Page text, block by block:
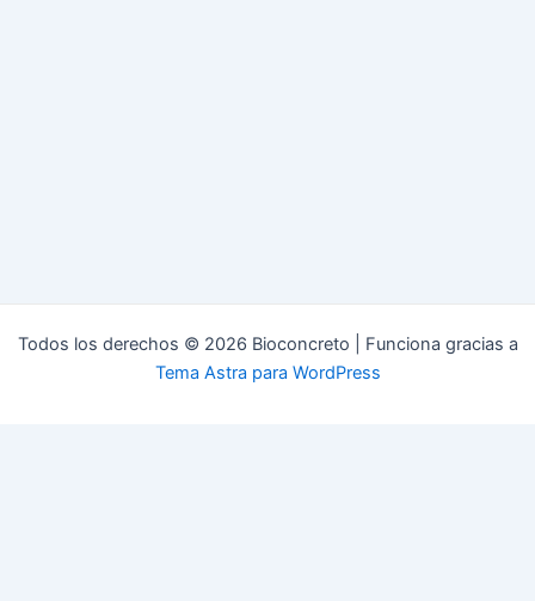
Todos los derechos © 2026 Bioconcreto | Funciona gracias a
Tema Astra para WordPress